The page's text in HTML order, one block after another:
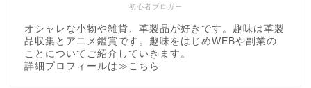
初心者ブロガー
オシャレな小物や雑貨、革製品が好きです。趣味は革製
品収集とアニメ鑑賞です。趣味をはじめWEBや副業の
ことについてご紹介していきます。
詳細プロフィールは≫こちら